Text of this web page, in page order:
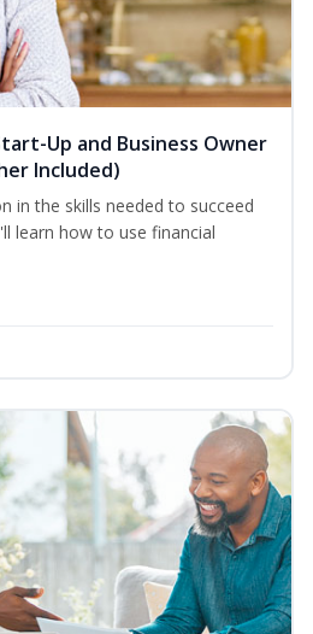
Up and Business Owner
Included)
in the skills needed to succeed
learn how to use financial